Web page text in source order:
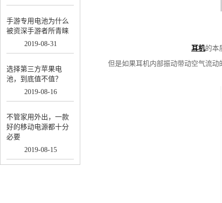
手游专用电池为什么
被资深手游者所青睐
2019-08-31
选择第三方苹果电
池，到底值不值？
2019-08-16
不管家用外出，一款
好的移动电源都十分
必要
2019-08-15
耳机的本
但是如果耳机内部振动带动空气流